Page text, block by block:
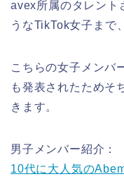
avex所属のタレント
うなTikTok女子まで
こちらの女子メンバ
も発表されたためそ
きます。
男子メンバー紹介：
10代に大人気の